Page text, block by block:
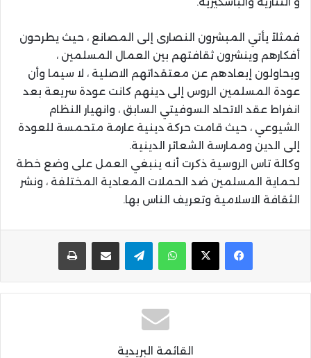
فمثلاً يأتي المبشرون النصارى إلى المصانع ، حيث يطرحون
أفكارهم وينشرون ثقافتهم بين العمال المسلمين ،
ويحاولون إبعادهم عن معتقداتهم الاصلية ، لا سيما وأن
عودة المسلمين الروس إلى دينهم كانت عودة سريعة بعد
انفراط عقد الاتحاد السوفيتي السابق ، وانهيار النظام
الشيوعي ، حيث قامت حركة دينية عارمة متحمسة للعودة
إلى الدين وممارسة الشعائر الدينية.
وكالة تاس الروسية ذكرت أنه ينبغي العمل على وضع خطة
لحماية المسلمين ضد الحملات المعادية المختلفة ، ونشر
الثقافة الاسلامية وتعريف الناس بها.
واتساب تيلقرام مشاركة عبر البريد
القائمة البريدية